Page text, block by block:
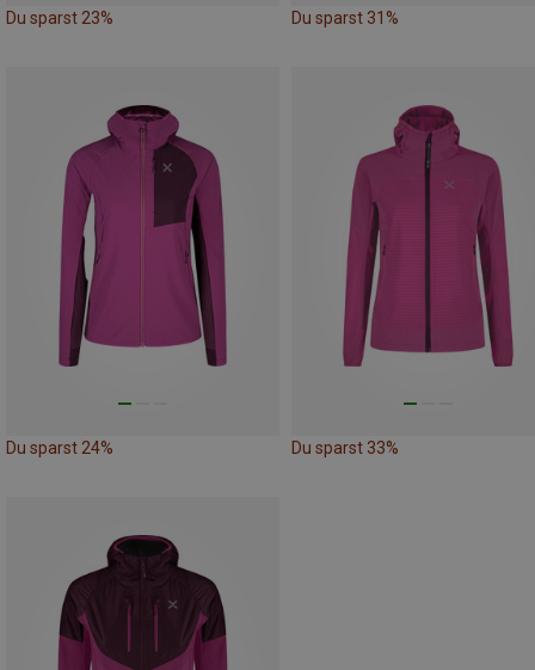
Du sparst 23% Du sparst 31%
Du sparst 24% Du sparst 33%